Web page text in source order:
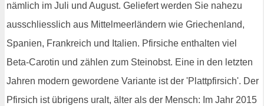
nämlich im Juli und August. Geliefert werden Sie nahezu
ausschliesslich aus Mittelmeerländern wie Griechenland,
Spanien, Frankreich und Italien. Pfirsiche enthalten viel
Beta-Carotin und zählen zum Steinobst. Eine in den letzten
Jahren modern gewordene Variante ist der 'Plattpfirsich'. Der
Pfirsich ist übrigens uralt, älter als der Mensch: Im Jahr 2015